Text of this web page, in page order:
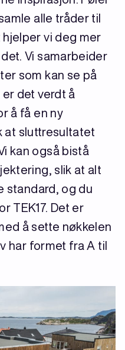
alle tråder til
vi deg mer
Vi samarbeider
som kan se på
det verdt å
å få en ny
at sluttresultatet
kan også bistå
slik at alt
standard, og du
TEK17. Det er
å sette nøkkelen
har formet fra A til